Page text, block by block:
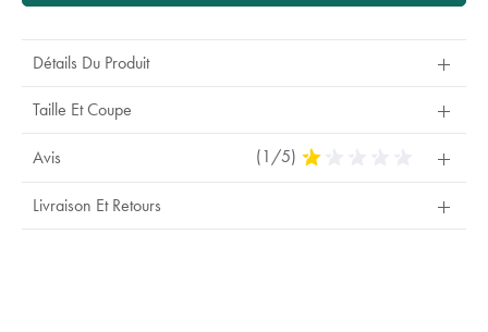
Détails Du Produit
Taille Et Coupe
Avis (1/5) 1
Livraison Et Retours